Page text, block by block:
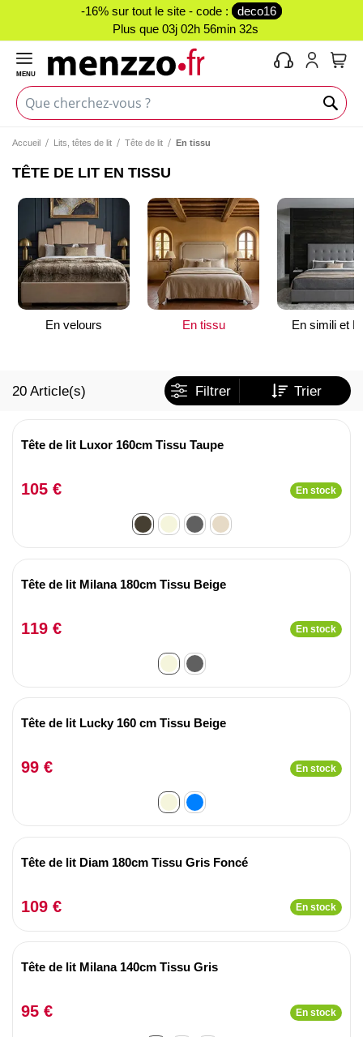
-16% sur tout le site - code :
deco16
Plus que 03j 02h 56min 31s
MENU
Accueil Lits, têtes de lit Tête de lit En tissu
TÊTE DE LIT EN TISSU
En velours En tissu En simili et
20 Article(s) Filtrer Trier
Tête de lit Luxor 160cm Tissu Taupe
105 € En stock
Tête de lit Milana 180cm Tissu Beige
119 € En stock
Tête de lit Lucky 160 cm Tissu Beige
99 € En stock
Tête de lit Diam 180cm Tissu Gris Foncé
109 € En stock
Tête de lit Milana 140cm Tissu Gris
95 € En stock